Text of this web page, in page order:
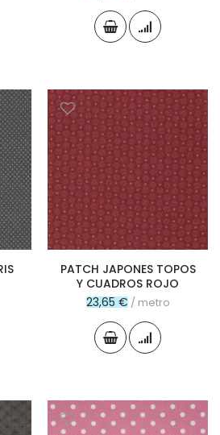
PATCH JAPONES TOPOS
Y CUADROS ROJO
23,65 € / metro